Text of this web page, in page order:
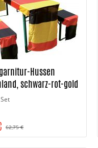
Hussen
schwarz-rot-gold
62,75 €